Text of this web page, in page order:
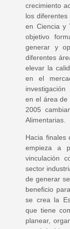
crecimiento
los
en Ciencia y
objetivo
generar y
diferentes
elevar la
en el
en el área de
2005
Alimentarias.
Hacia finales
empieza a
vinculación
sector
de generar
beneficio
se crea la
que tiene
planear,